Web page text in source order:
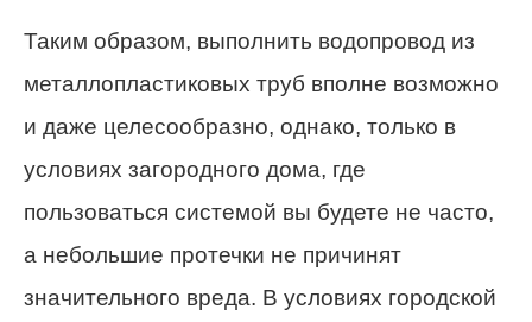
Таким образом, выполнить водопровод из
металлопластиковых труб вполне возможно
и даже целесообразно, однако, только в
условиях загородного дома, где
пользоваться системой вы будете не часто,
а небольшие протечки не причинят
значительного вреда. В условиях городской